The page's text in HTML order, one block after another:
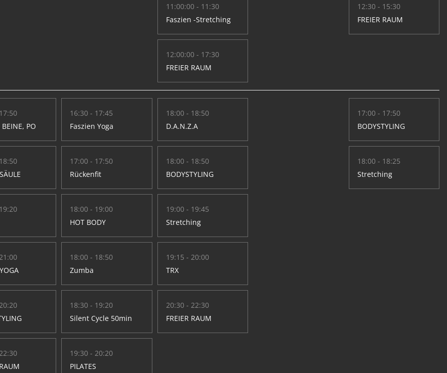
11:00:00 - 11:30
Faszien -Stretching
12:00:00 - 17:30
FREIER RAUM
12:30 - 15:30
FREIER RAUM
PO
16:30 - 17:45
Faszien Yoga
17:00 - 17:50
Rückenfit
18:00 - 19:00
HOT BODY
18:00 - 18:50
Zumba
18:30 - 19:20
Silent Cycle 50min
19:30 - 20:20
PILATES
18:00 - 18:50
D.A.N.Z.A
18:00 - 18:50
BODYSTYLING
19:00 - 19:45
Stretching
19:15 - 20:00
TRX
20:30 - 22:30
FREIER RAUM
17:00 - 17:50
BODYSTYLING
18:00 - 18:25
Stretching